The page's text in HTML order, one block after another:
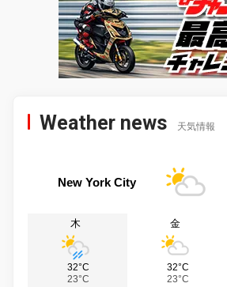
Weather news 天気情報
New York City
木
32°C
23°C
金
32°C
23°C